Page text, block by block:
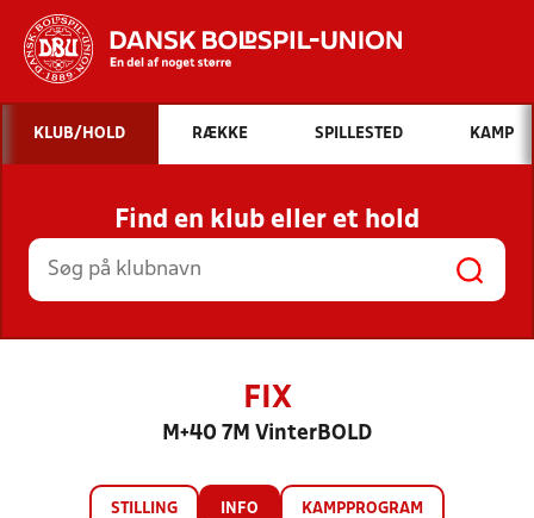
Hvad vil du søge efter?
INDHOLD OG NYHEDER
STILLINGER, RESULTATER, KLUBBER OG
HOLD
KLUB/HOLD RÆKKE SPILLESTED KAMP
Find en klub eller et hold
FIX
M+40 7M VinterBOLD
STILLING INFO KAMPPROGRAM